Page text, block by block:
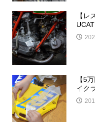
【レ
【5
イク